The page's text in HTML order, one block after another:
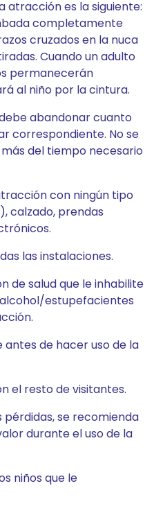
atracción es la siguiente:
completamente
cruzados en la nuca
Cuando un adulto
permanecerán
al niño por la cintura.
abandonar cuanto
correspondiente. No se
del tiempo necesario
con ningún tipo
calzado, prendas
las instalaciones.
de salud que le inhabilite
estupefacientes
de hacer uso de la
el resto de visitantes.
se recomienda
durante el uso de la
niños que le